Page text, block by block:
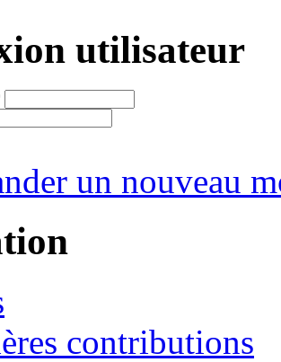
utilisateur
un nouveau
contributions